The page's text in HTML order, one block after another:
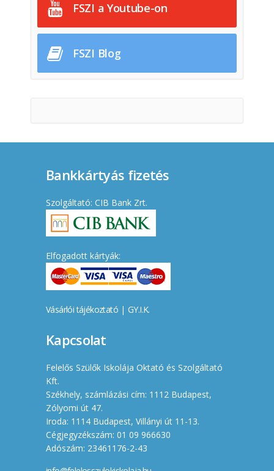
FSZI a Youtube-on
FSZI Blog
Bankkártyás fizetés
Szolgáltató: CIB Bank Zrt.
Elfogadott kártyák:
Vásárlói tájékoztató | GY.I.K.
Kapcsolat
Felelős Szülők Iskolája Oktató és Szolgáltató
Kft.
Székhely, számlázási cím: 1112 Budapest,
Zólyomi út 47.
Iroda: 1114 Budapest, Villányi út 11-13.
Cégjegyzékszám: 01 09 966630
Adószám: 23461176-2-43